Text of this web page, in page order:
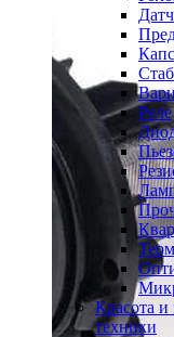
Реле
Красота и
техники